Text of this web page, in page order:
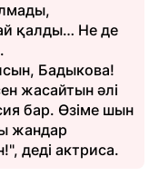
қалды… Не де
Бадыкова!
жасайтын әлі
бар. Өзіме шын
жандар
деді актриса.